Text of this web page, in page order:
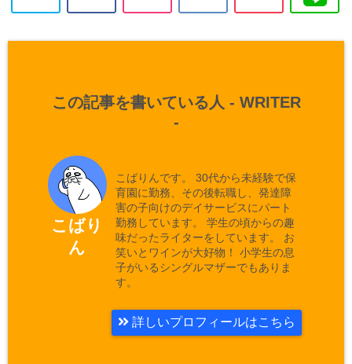
この記事を書いている人 - WRITER
-
こばり
ん
こばりんです。 30代から未経験で保
育園に勤務、その後転職し、発達障
害の子向けのデイサービスにパート
勤務しています。 学生の頃からの趣
味だったライターをしています。 お
笑いとワインが大好物！ 小学生の息
子がいるシングルマザーでもありま
す。
詳しいプロフィールはこちら